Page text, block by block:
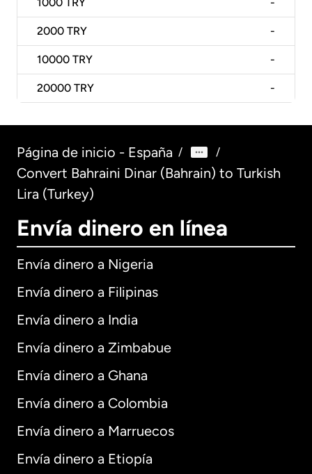
1000 TRY -
2000 TRY -
10000 TRY -
20000 TRY -
Página de inicio - España / /
Convert Bahraini Dinar (Bahrain) to Turkish
Lira (Turkey)
Envía dinero en línea
Envía dinero a Nigeria
Envía dinero a Filipinas
Envía dinero a India
Envía dinero a Zimbabue
Envía dinero a Ghana
Envía dinero a Colombia
Envía dinero a Marruecos
Envía dinero a Etiopía